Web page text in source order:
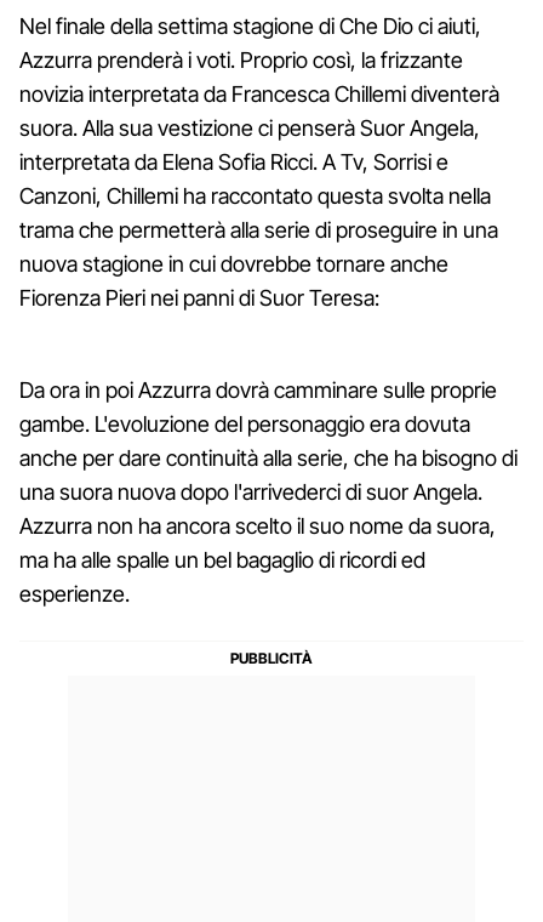
Nel finale della settima stagione di Che Dio ci aiuti,
Azzurra prenderà i voti. Proprio così, la frizzante
novizia interpretata da Francesca Chillemi diventerà
suora. Alla sua vestizione ci penserà Suor Angela,
interpretata da Elena Sofia Ricci. A Tv, Sorrisi e
Canzoni, Chillemi ha raccontato questa svolta nella
trama che permetterà alla serie di proseguire in una
nuova stagione in cui dovrebbe tornare anche
Fiorenza Pieri nei panni di Suor Teresa:
Da ora in poi Azzurra dovrà camminare sulle proprie
gambe. L'evoluzione del personaggio era dovuta
anche per dare continuità alla serie, che ha bisogno di
una suora nuova dopo l'arrivederci di suor Angela.
Azzurra non ha ancora scelto il suo nome da suora,
ma ha alle spalle un bel bagaglio di ricordi ed
esperienze.